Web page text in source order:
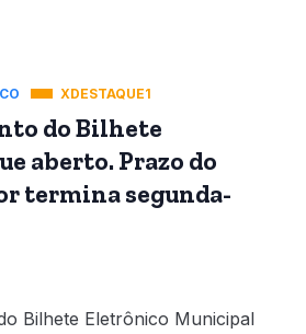
XDESTAQUE1
do Bilhete
aberto. Prazo do
termina segunda-
Bilhete Eletrônico Municipal